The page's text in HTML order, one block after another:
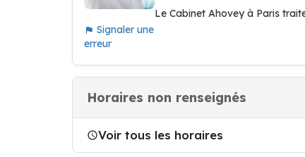
Signaler une
erreur
Le Cabinet Ahovey à Paris
Horaires non renseignés
Voir tous les horaires